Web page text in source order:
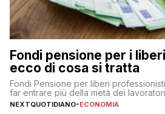
Fondi pensione per i
ecco di cosa si tratta
Fondi Pensione per liberi
far entrare più della metà dei
NEXTQUOTIDIANO-ECONOMIA